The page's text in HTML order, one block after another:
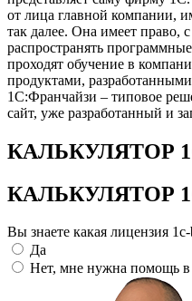
от лица главной компании,
так далее. Она имеет право,
распространять
проходят обучение в
продуктами,
1С:Франчайзи – типовое
сайт, уже разработанный и
КАЛЬКУЛЯТОР
КАЛЬКУЛЯТОР
Вы знаете какая лицензия
Да
Нет, мне нужна помощь в